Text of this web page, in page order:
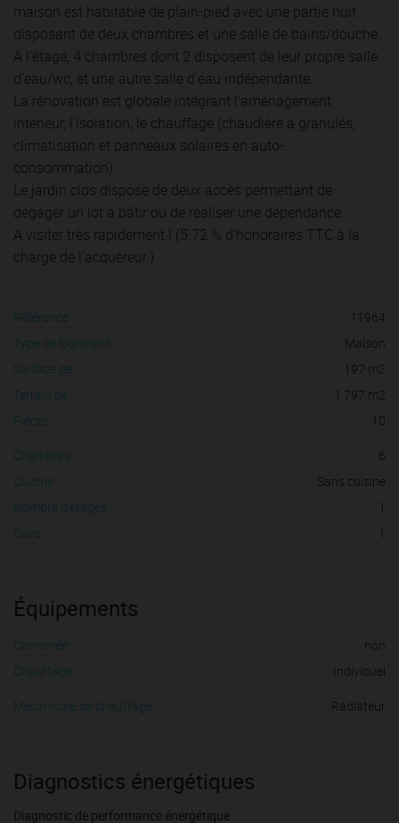
maison est habitable de plain-pied avec une partie nuit
disposant de deux chambres et une salle de bains/douche.
A l'étage, 4 chambres dont 2 disposent de leur propre salle
d'eau/wc, et une autre salle d'eau indépendante.
La rénovation est globale intégrant l'aménagement
intérieur, l'isolation, le chauffage (chaudière à granulés,
climatisation et panneaux solaires en auto-
consommation).
Le jardin clos dispose de deux accès permettant de
dégager un lot à bâtir ou de réaliser une dépendance.
A visiter très rapidement ! (5.72 % d'honoraires TTC à la
charge de l'acquéreur.)
Référence :
11964
Type de logement :
Maison
Surface de :
197 m2
Terrain de :
1 797 m2
Pièces :
10
Chambres :
6
Cuisine :
Sans cuisine
Nombre d'étages :
1
Cave :
1
Équipements
Cheminée :
non
Chauffage :
Individuel
Mécanisme de chauffage : Radiateur
Diagnostics énergétiques
Diagnostic de performance énergétique